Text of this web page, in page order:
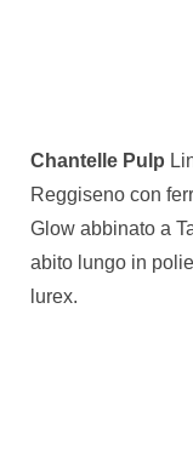
Chantelle Pulp
Reggiseno con
Glow abbinato a
abito lungo in
lurex.